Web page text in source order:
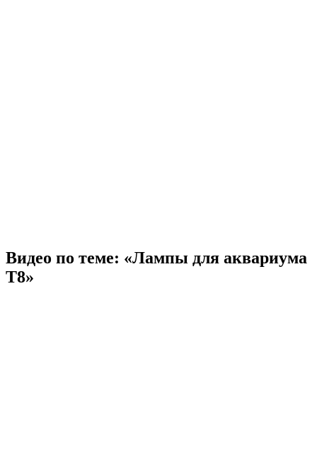
Видео по теме: «Лампы для аквариума
Т8»